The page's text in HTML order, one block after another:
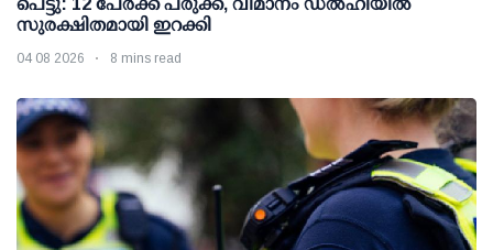
പെട്ടു: 12 പേര്‍ക്ക് പരുക്ക്, വിമാനം ഡല്‍ഹിയില്‍
സുരക്ഷിതമായി ഇറക്കി
04 08 2026 8 mins read